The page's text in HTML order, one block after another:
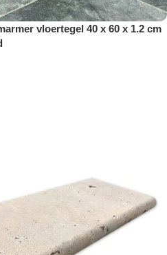
vloertegel 40 x 60 x 1.2 cm